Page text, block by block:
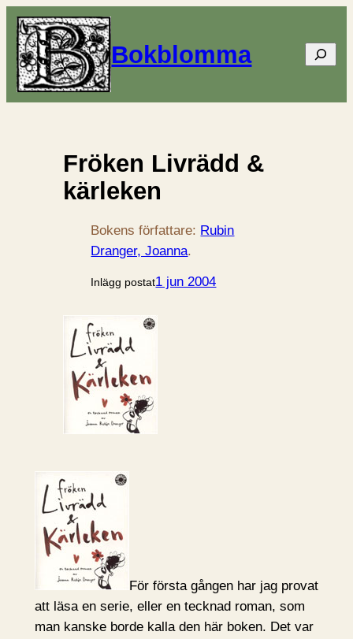
Bokblomma Sök
Fröken Livrädd &
kärleken
Bokens författare: Rubin
Dranger, Joanna.
Inlägg postat1 jun 2004
För första gången har jag provat
att läsa en serie, eller en tecknad roman, som
man kanske borde kalla den här boken. Det var